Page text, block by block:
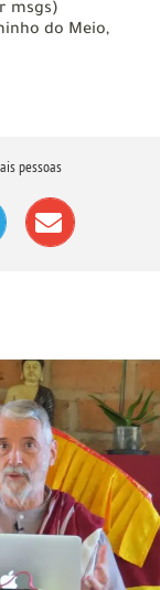
msgs)
do Meio,
pessoas